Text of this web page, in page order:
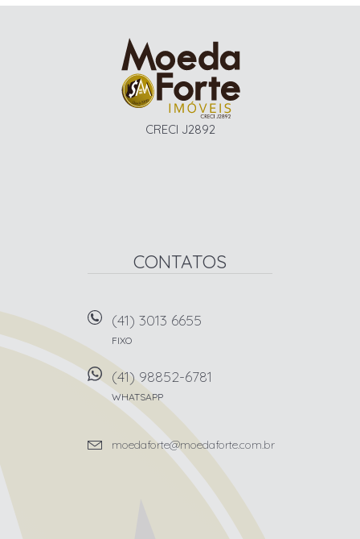
CRECI J2892
CONTATOS
(41) 3013 6655
FIXO
(41) 98852-6781
WHATSAPP
moedaforte@moedaforte.com.br